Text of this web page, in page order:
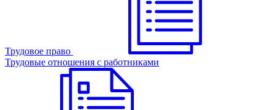
Трудовое право
Трудовые отношения с работниками